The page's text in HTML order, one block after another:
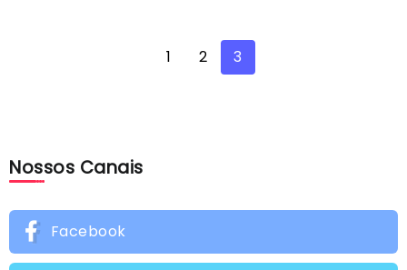
1 2 3
Nossos Canais
Facebook